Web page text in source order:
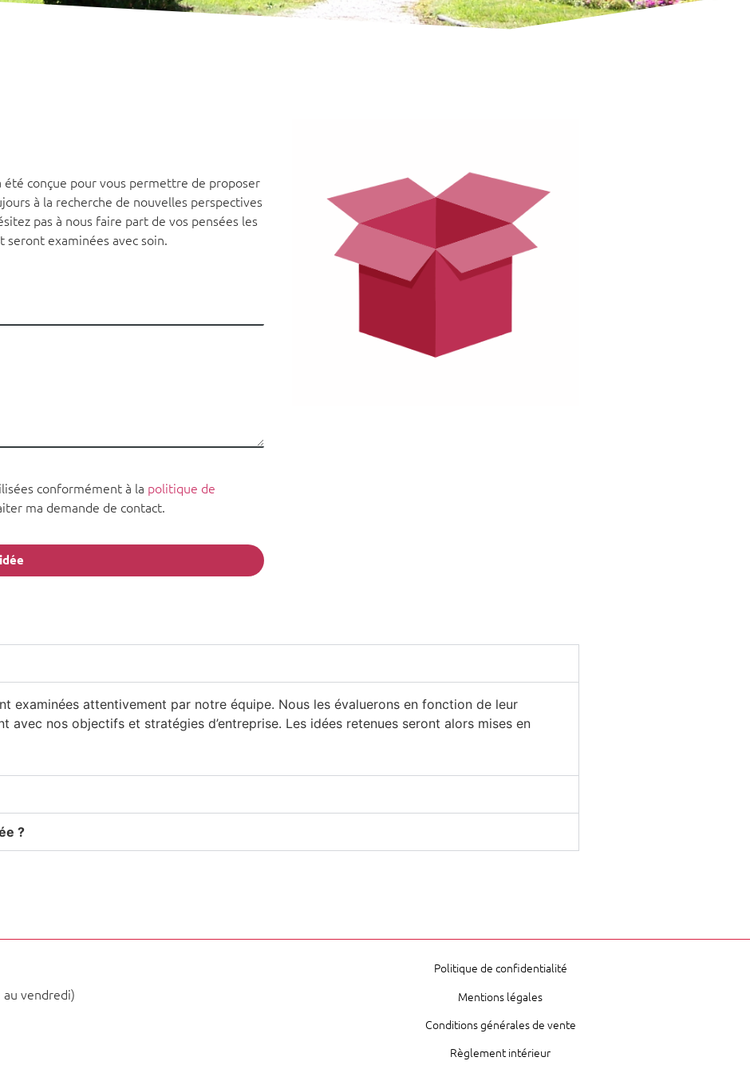
été conçue pour vous permettre de proposer
à la recherche de nouvelles perspectives
pas à nous faire part de vos pensées les
seront examinées avec soin.
conformément à la politique de
ma demande de contact.
examinées attentivement par notre équipe. Nous les évaluerons en fonction de leur
avec nos objectifs et stratégies d’entreprise. Les idées retenues seront alors mises en
?
vendredi)
Politique de confidentialité
Mentions légales
Conditions générales de vente
Règlement intérieur